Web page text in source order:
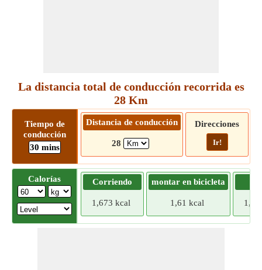
La distancia total de conducción recorrida es
28 Km
Tiempo de
conducción
30 mins
Distancia de conducción
28
Direcciones
Ir!
Calorías Corriendo
1,673 kcal
montar en bicicleta
1,61 kcal